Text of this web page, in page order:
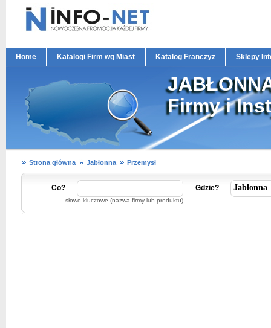
Home Katalogi Firm wg Miast Katalog Franczyz Sklepy
Firmy i
Strona główna Jabłonna Przemysł
Co?
słowo kluczowe (nazwa firmy lub produktu)
Gdzie?